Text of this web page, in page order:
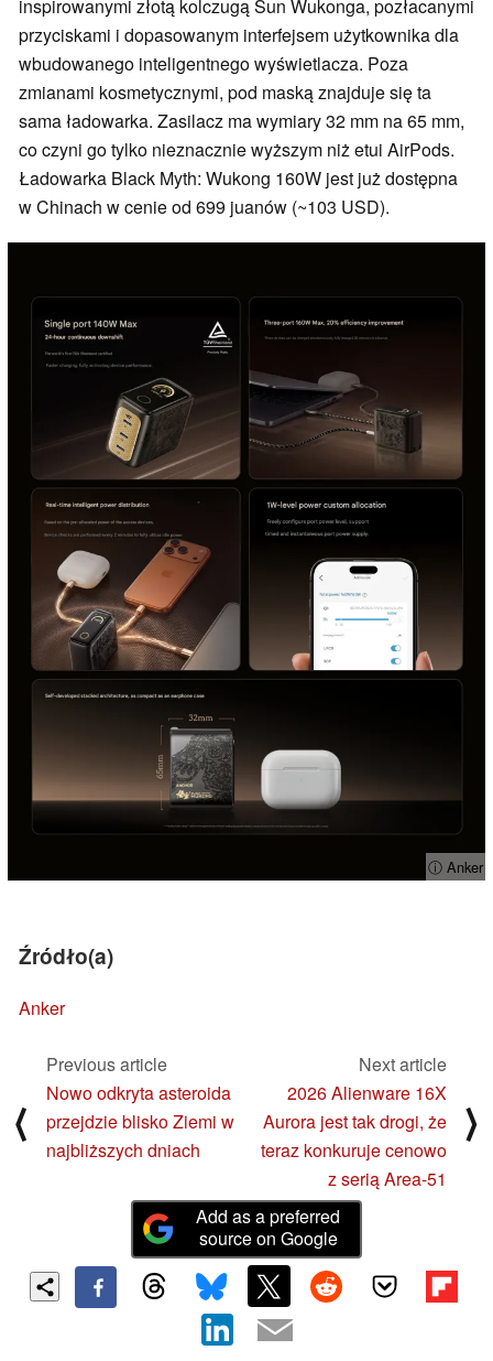
inspirowanymi złotą kolczugą Sun Wukonga, pozłacanymi
przyciskami i dopasowanym interfejsem użytkownika dla
wbudowanego inteligentnego wyświetlacza. Poza
zmianami kosmetycznymi, pod maską znajduje się ta
sama ładowarka. Zasilacz ma wymiary 32 mm na 65 mm,
co czyni go tylko nieznacznie wyższym niż etui AirPods.
Ładowarka Black Myth: Wukong 160W jest już dostępna
w Chinach w cenie od 699 juanów (~103 USD).
ⓘ Anker
Źródło(a)
Anker
⟨
Previous article
Nowo odkryta asteroida
przejdzie blisko Ziemi w
najbliższych dniach
Next article
2026 Alienware 16X
Aurora jest tak drogi, że
teraz konkuruje cenowo
z serią Area-51
⟩
Add as a preferred
source on Google